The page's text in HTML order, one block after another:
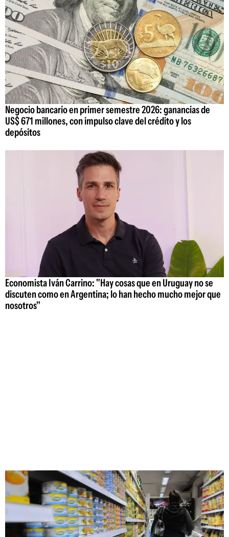
Negocio bancario en primer semestre 2026: ganancias de
US$ 671 millones, con impulso clave del crédito y los
depósitos
Economista Iván Carrino: "Hay cosas que en Uruguay no se
discuten como en Argentina; lo han hecho mucho mejor que
nosotros"